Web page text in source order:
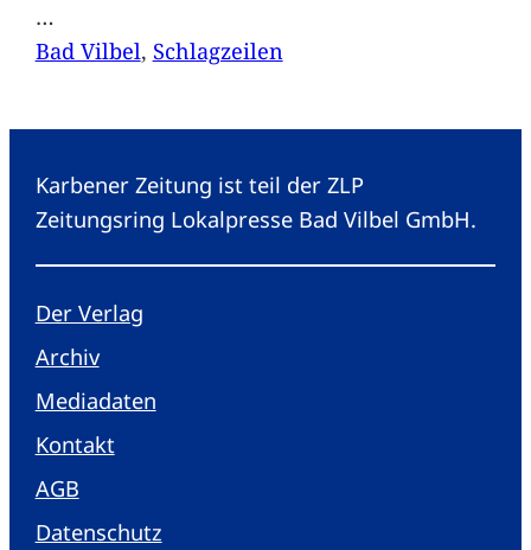
…
Bad Vilbel, Schlagzeilen
Karbener Zeitung ist teil der ZLP
Zeitungsring Lokalpresse Bad Vilbel GmbH.
Der Verlag
Archiv
Mediadaten
Kontakt
AGB
Datenschutz